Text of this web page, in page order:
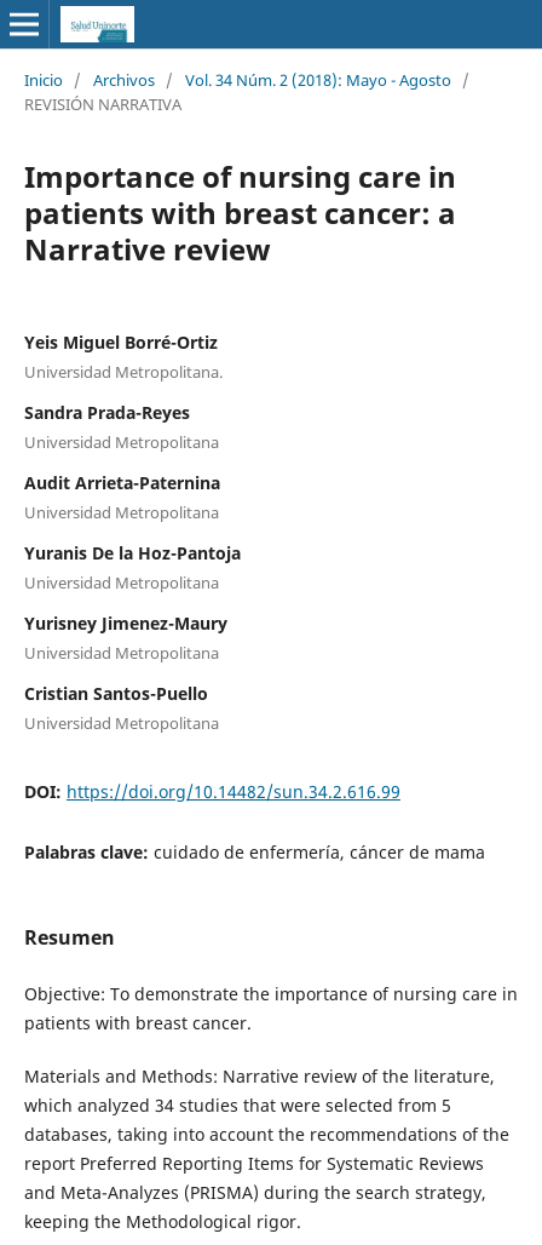
Inicio / Archivos / Vol. 34 Núm. 2 (2018): Mayo - Agosto /
REVISIÓN NARRATIVA
Importance of nursing care in
patients with breast cancer: a
Narrative review
Yeis Miguel Borré-Ortiz
Universidad Metropolitana.
Sandra Prada-Reyes
Universidad Metropolitana
Audit Arrieta-Paternina
Universidad Metropolitana
Yuranis De la Hoz-Pantoja
Universidad Metropolitana
Yurisney Jimenez-Maury
Universidad Metropolitana
Cristian Santos-Puello
Universidad Metropolitana
DOI: https://doi.org/10.14482/sun.34.2.616.99
Palabras clave: cuidado de enfermería, cáncer de mama
Resumen
Objective: To demonstrate the importance of nursing care in
patients with breast cancer.
Materials and Methods: Narrative review of the literature,
which analyzed 34 studies that were selected from 5
databases, taking into account the recommendations of the
report Preferred Reporting Items for Systematic Reviews
and Meta-Analyzes (PRISMA) during the search strategy,
keeping the Methodological rigor.